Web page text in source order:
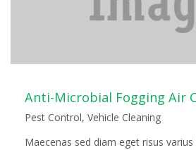
Anti-Microbial Fogging Air
Pest Control, Vehicle Cleaning
Maecenas sed diam eget risus